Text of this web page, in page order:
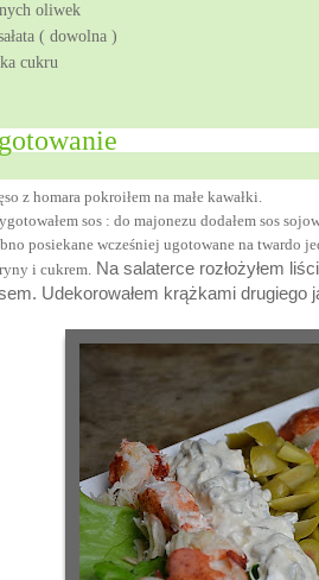
oliwek
( dowolna )
cukru
z homara pokroiłem na małe kawałki.
sos : do majonezu dodałem sos
posiekane wcześniej ugotowane na twardo
i cukrem. Na salaterce rozłożyłem
Udekorowałem krążkami drugiego